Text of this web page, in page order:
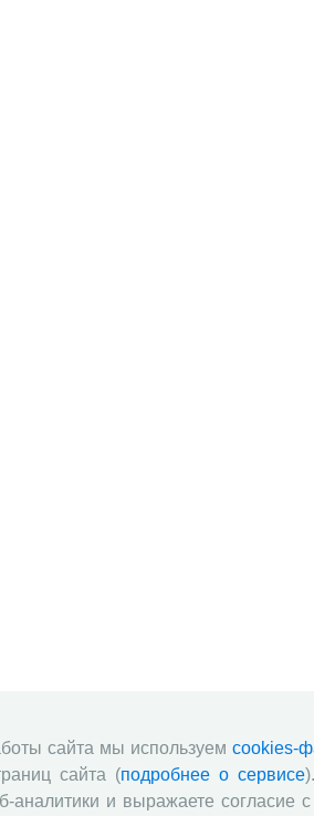
сайта мы используем cookies-
сайта (подробнее о сервисе
аналитики и выражаете согласие